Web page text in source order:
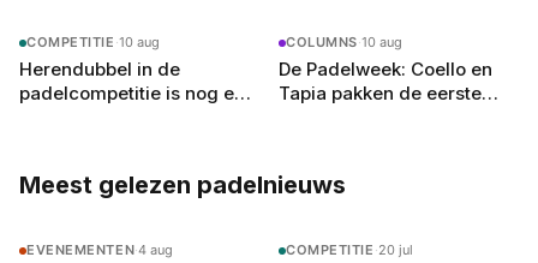
COMPETITIE ·10 aug
Herendubbel in de
padelcompetitie is nog een
COLUMNS·10 aug
De Padelweek: Coello en
Tapia pakken de eerste
Meest gelezen padelnieuws
EVENEMENTEN·4 aug COMPETITIE ·20 jul